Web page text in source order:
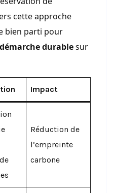
cette approche
bien parti pour
démarche durablesur
Impact
Réduction de
l’empreinte
carbone